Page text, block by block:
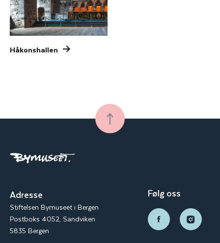
Håkonshallen
Adresse
Stiftelsen Bymuseet i Bergen
Postboks 4052, Sandviken
5835 Bergen
Følg oss